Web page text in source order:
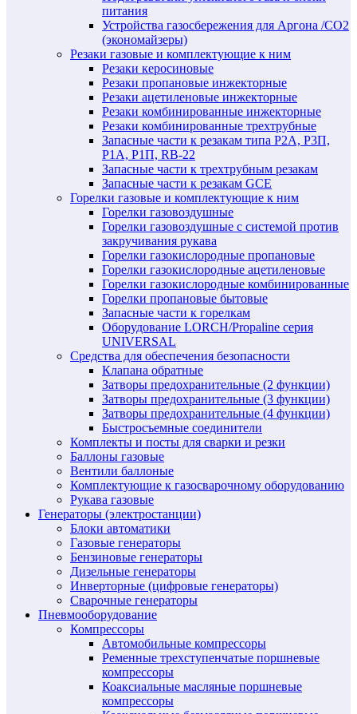
питания
Устройства газосбережения для Аргона /СО2
(экономайзеры)
Резаки газовые и комплектующие к ним
Резаки керосиновые
Резаки пропановые инжекторные
Резаки ацетиленовые инжекторные
Резаки комбинированные инжекторные
Резаки комбинированные трехтрубные
Запасные части к резакам типа Р2А, Р3П,
Р1А, Р1П, RB-22
Запасные части к трехтрубным резакам
Запасные части к резакам GCE
Горелки газовые и комплектующие к ним
Горелки газовоздушные
Горелки газовоздушные с системой против
закручивания рукава
Горелки газокислородные пропановые
Горелки газокислородные ацетиленовые
Горелки газокислородные комбинированные
Горелки пропановые бытовые
Запасные части к горелкам
Оборудование LORCH/Propaline серия
UNIVERSAL
Средства для обеспечения безопасности
Клапана обратные
Затворы предохранительные (2 функции)
Затворы предохранительные (3 функции)
Затворы предохранительные (4 функции)
Быстросъемные соединители
Комплекты и посты для сварки и резки
Баллоны газовые
Вентили баллоные
Комплектующие к газосварочному оборудованию
Рукава газовые
Генераторы (электростанции)
Блоки автоматики
Газовые генераторы
Бензиновые генераторы
Дизельные генераторы
Инверторные (цифровые генераторы)
Сварочные генераторы
Пневмооборудование
Компрессоры
Автомобильные компрессоры
Ременные трехступенчатые поршневые
компрессоры
Коаксиальные масляные поршневые
компрессоры